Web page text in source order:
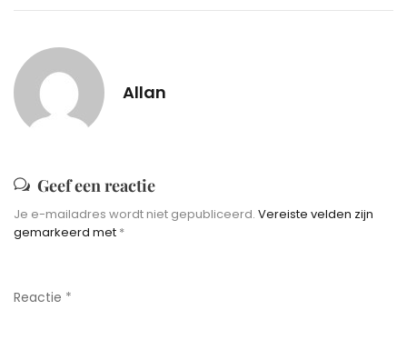
Allan
Geef een reactie
Je e-mailadres wordt niet gepubliceerd. Vereiste velden zijn
gemarkeerd met *
Reactie *